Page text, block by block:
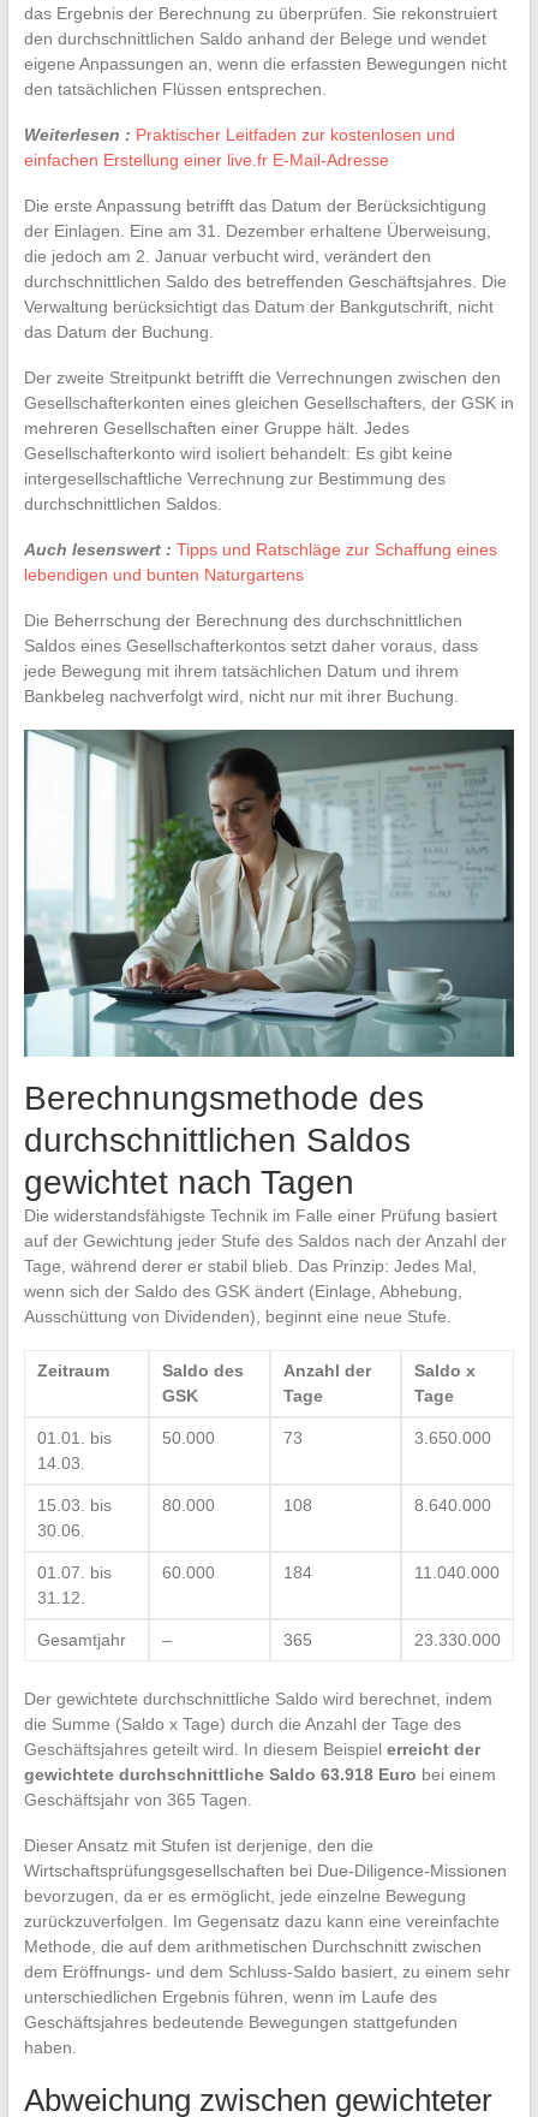
das Ergebnis der Berechnung zu überprüfen. Sie rekonstruiert
den durchschnittlichen Saldo anhand der Belege und wendet
eigene Anpassungen an, wenn die erfassten Bewegungen nicht
den tatsächlichen Flüssen entsprechen.
Weiterlesen : Praktischer Leitfaden zur kostenlosen und
einfachen Erstellung einer live.fr E-Mail-Adresse
Die erste Anpassung betrifft das Datum der Berücksichtigung
der Einlagen. Eine am 31. Dezember erhaltene Überweisung,
die jedoch am 2. Januar verbucht wird, verändert den
durchschnittlichen Saldo des betreffenden Geschäftsjahres. Die
Verwaltung berücksichtigt das Datum der Bankgutschrift, nicht
das Datum der Buchung.
Der zweite Streitpunkt betrifft die Verrechnungen zwischen den
Gesellschafterkonten eines gleichen Gesellschafters, der GSK in
mehreren Gesellschaften einer Gruppe hält. Jedes
Gesellschafterkonto wird isoliert behandelt: Es gibt keine
intergesellschaftliche Verrechnung zur Bestimmung des
durchschnittlichen Saldos.
Auch lesenswert : Tipps und Ratschläge zur Schaffung eines
lebendigen und bunten Naturgartens
Die Beherrschung der Berechnung des durchschnittlichen
Saldos eines Gesellschafterkontos setzt daher voraus, dass
jede Bewegung mit ihrem tatsächlichen Datum und ihrem
Bankbeleg nachverfolgt wird, nicht nur mit ihrer Buchung.
Berechnungsmethode des
durchschnittlichen Saldos
gewichtet nach Tagen
Die widerstandsfähigste Technik im Falle einer Prüfung basiert
auf der Gewichtung jeder Stufe des Saldos nach der Anzahl der
Tage, während derer er stabil blieb. Das Prinzip: Jedes Mal,
wenn sich der Saldo des GSK ändert (Einlage, Abhebung,
Ausschüttung von Dividenden), beginnt eine neue Stufe.
Zeitraum
Saldo des
GSK
Anzahl der
Tage
Saldo x
Tage
01.01. bis
14.03.
50.000 73 3.650.000
15.03. bis
30.06.
80.000 108 8.640.000
01.07. bis
31.12.
60.000 184 11.040.000
Gesamtjahr – 365 23.330.000
Der gewichtete durchschnittliche Saldo wird berechnet, indem
die Summe (Saldo x Tage) durch die Anzahl der Tage des
Geschäftsjahres geteilt wird. In diesem Beispiel erreicht der
gewichtete durchschnittliche Saldo 63.918 Euro bei einem
Geschäftsjahr von 365 Tagen.
Dieser Ansatz mit Stufen ist derjenige, den die
Wirtschaftsprüfungsgesellschaften bei Due-Diligence-Missionen
bevorzugen, da er es ermöglicht, jede einzelne Bewegung
zurückzuverfolgen. Im Gegensatz dazu kann eine vereinfachte
Methode, die auf dem arithmetischen Durchschnitt zwischen
dem Eröffnungs- und dem Schluss-Saldo basiert, zu einem sehr
unterschiedlichen Ergebnis führen, wenn im Laufe des
Geschäftsjahres bedeutende Bewegungen stattgefunden
haben.
Abweichung zwischen gewichteter